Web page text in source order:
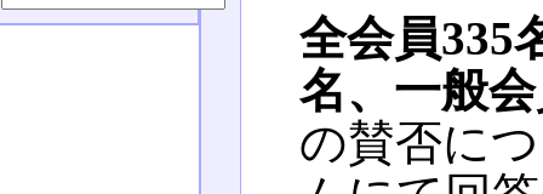
全会員335
名、一般
の賛否に